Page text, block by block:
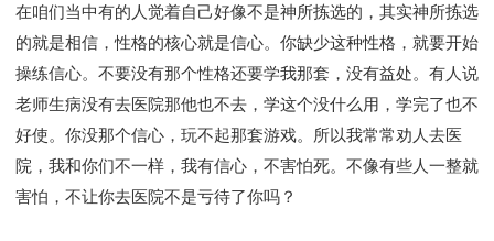
在咱们当中有的人觉着自己好像不是神所拣选的，其实神所拣选
的就是相信，性格的核心就是信心。你缺少这种性格，就要开始
操练信心。不要没有那个性格还要学我那套，没有益处。有人说
老师生病没有去医院那他也不去，学这个没什么用，学完了也不
好使。你没那个信心，玩不起那套游戏。所以我常常劝人去医
院，我和你们不一样，我有信心，不害怕死。不像有些人一整就
害怕，不让你去医院不是亏待了你吗？